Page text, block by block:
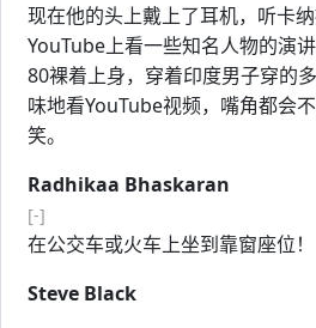
现在他的头上戴上了耳机，听卡
YouTube上看一些知名人物的演
80裸着上身，穿着印度男子穿的
味地看YouTube视频，嘴角都会
笑。
Radhikaa Bhaskaran
[-]
在公交车或火车上坐到靠窗座位！
Steve Black